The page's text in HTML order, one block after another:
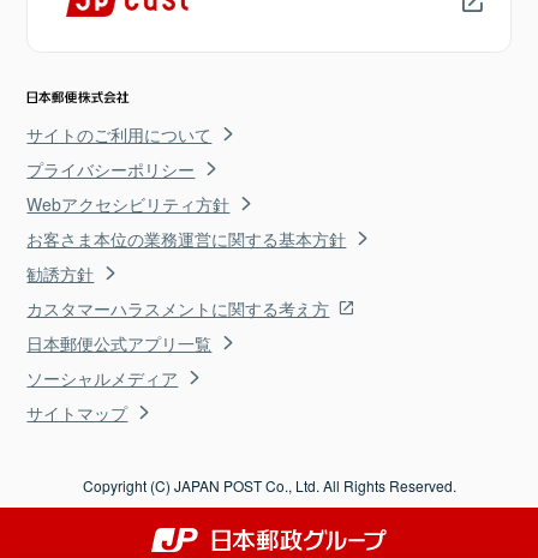
サイトのご利用について
プライバシーポリシー
Webアクセシビリティ方針
お客さま本位の業務運営に関する基本方針
勧誘方針
カスタマーハラスメントに関する考え方
日本郵便公式アプリ一覧
ソーシャルメディア
サイトマップ
Copyright (C) JAPAN POST Co., Ltd. All Rights Reserved.